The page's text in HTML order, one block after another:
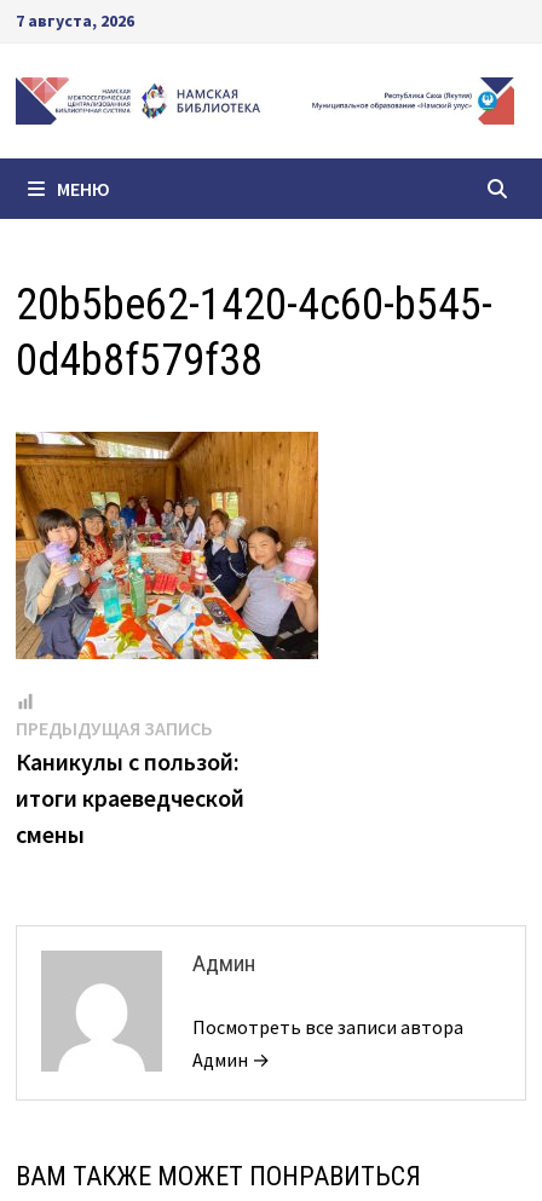
Перейти
содержимому
7 августа, 2026
МЕНЮ
20b5be62-1420-4c60-b545-
0d4b8f579f38
Навигация
по
записям
ПРЕДЫДУЩАЯ ЗАПИСЬПредыдущая
запись:
Каникулы с пользой:
итоги краеведческой
смены
Админ
Посмотреть все записи автора
Админ →
ВАМ ТАКЖЕ МОЖЕТ ПОНРАВИТЬСЯ